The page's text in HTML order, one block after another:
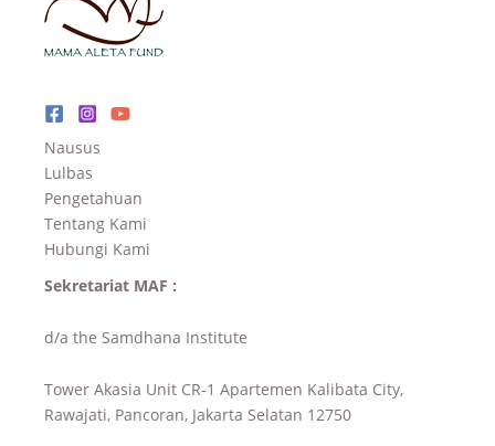
Nausus
Lulbas
Pengetahuan
Tentang Kami
Hubungi Kami
Sekretariat MAF :
d/a the Samdhana Institute
Tower Akasia Unit CR-1 Apartemen Kalibata City,
Rawajati, Pancoran, Jakarta Selatan 12750